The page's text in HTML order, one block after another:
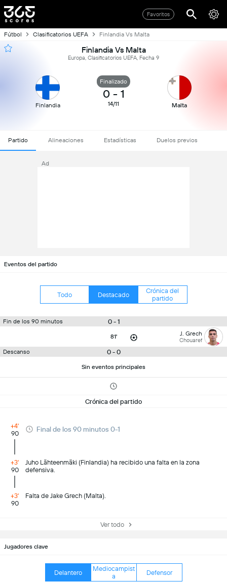
Favoritos
Fútbol Clasificatorios UEFA Finlandia Vs Malta
Finlandia Vs Malta
Europa, Clasificatorios UEFA, Fecha 9
Finlandia
Finalizado
0 - 1
14/11 Malta
Partido Alineaciones Estadísticas Duelos previos
Ad
Eventos del partido
Todo Destacado
Crónica del
partido
Fin de los 90 minutos 0 - 1
81' J. Grech
Chouaref
Descanso 0 - 0
Sin eventos principales
Crónica del partido
+4'
90
Final de los 90 minutos 0-1
+3'
90
Juho Lähteenmäki (Finlandia) ha recibido una falta en la zona
defensiva.
+3'
90
Falta de Jake Grech (Malta).
Ver todo
Jugadores clave
Delantero
Mediocampist
a
Defensor